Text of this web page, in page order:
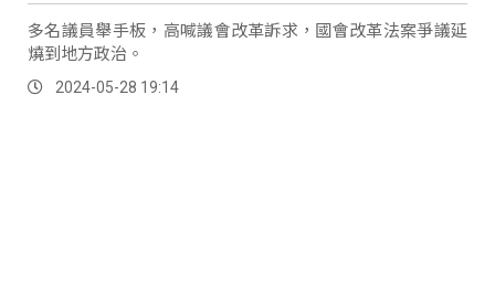
多名議員舉手板，高喊議會改革訴求，國會改革法案爭議延
燒到地方政治。
2024-05-28 19:14